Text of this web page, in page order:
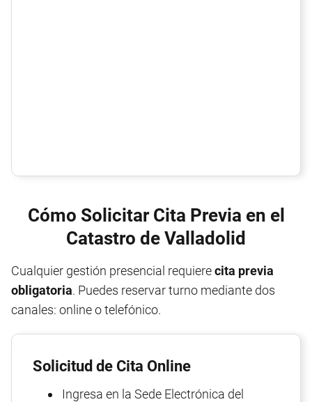
Cómo Solicitar Cita Previa en el
Catastro de Valladolid
Cualquier gestión presencial requierecita previa
obligatoria. Puedes reservar turno mediante dos
canales: online o telefónico.
Solicitud de Cita Online
Ingresa en la Sede Electrónica del